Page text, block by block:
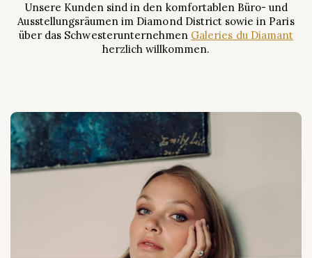
Unsere Kunden sind in den komfortablen Büro- und
Ausstellungsräumen im Diamond District sowie in Paris
über das Schwesterunternehmen Galeries du Diamant
herzlich willkommen.